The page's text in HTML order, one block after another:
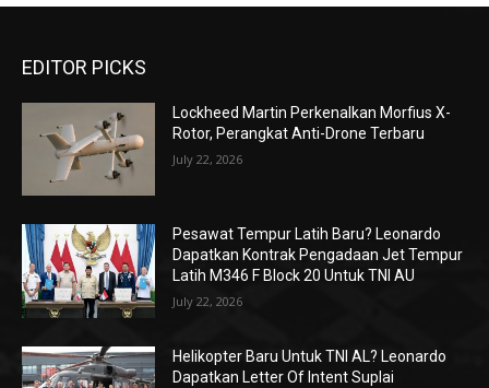
EDITOR PICKS
Lockheed Martin Perkenalkan Morfius X-
Rotor, Perangkat Anti-Drone Terbaru
July 22, 2026
Pesawat Tempur Latih Baru? Leonardo
Dapatkan Kontrak Pengadaan Jet Tempur
Latih M346 F Block 20 Untuk TNI AU
July 22, 2026
Helikopter Baru Untuk TNI AL? Leonardo
Dapatkan Letter Of Intent Suplai